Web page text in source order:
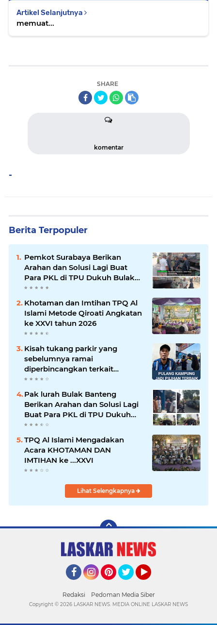
Artikel Selanjutnya
memuat...
SHARE
komentar
-
Berita Terpopuler
Pemkot Surabaya Berikan
Arahan dan Solusi Lagi Buat
Para PKL di TPU Dukuh Bulak
Banteng Surabaya
Khotaman dan Imtihan TPQ Al
Islami Metode Qiroati Angkatan
ke XXVI tahun 2026
Kisah tukang parkir yang
sebelumnya ramai
diperbincangkan terkait
persoalan parkir gratis di
kini memasuki babak baru.
Pak lurah Bulak Banteng
Berikan Arahan dan Solusi Lagi
Buat Para PKL di TPU Dukuh
Bulak Banteng Surabaya
TPQ Al Islami Mengadakan
Acara KHOTAMAN DAN
IMTIHAN ke ...XXVI
Lihat Selengkapnya
Redaksi Pedoman Media Siber
Copyright © 2026 LASKAR NEWS. MEDIA ONLINE LASKAR NEWS